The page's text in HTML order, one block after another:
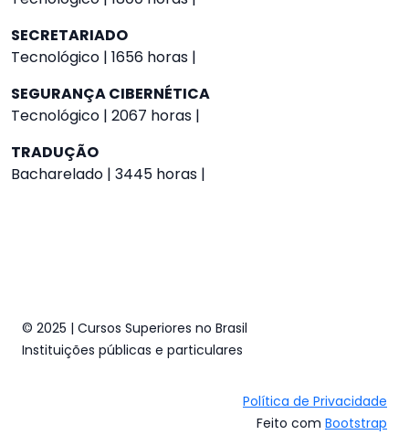
SECRETARIADO
Tecnológico | 1656 horas |
SEGURANÇA CIBERNÉTICA
Tecnológico | 2067 horas |
TRADUÇÃO
Bacharelado | 3445 horas |
© 2025 | Cursos Superiores no Brasil
Instituições públicas e particulares
Política de Privacidade
Feito com Bootstrap